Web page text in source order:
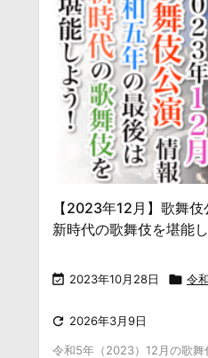
【2023年12月】歌舞
新時代の歌舞伎を堪能し
 2023年10月28日  令
 2026年3月9日
令和5年（2023）12月の歌